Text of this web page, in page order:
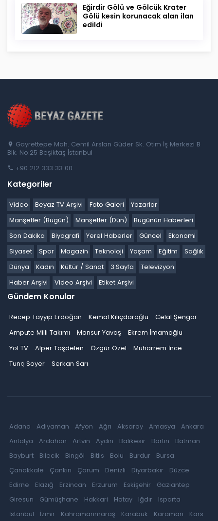
Eğirdir Gölü ve Gölcük Krater
Gölü kesin korunacak alan ilan
edildi
Gayrettepe Mah. Cemil Arslan Güder Sk. Otim İş Merkezi B
Blk. No:25 Beşiktaş İstanbul
+90 212 333 33 00
Kategoriler
Video Beyaz TV Arşivi Foto Galeri
Yazarlar
Manşetler (Bugün)
Manşetler (Dün)
Bugünün Haberleri
Son Dakika
Biyografi Yerel Haberler Güncel
Ekonomi
Siyaset
Spor Magazin Teknoloji Yaşam Eğitim
Sağlık
Dünya
Kadın Kültür / Sanat 3.Sayfa
Televizyon
Haber Arşivi
Video Arşivi Etiket Arşivi
Gündem Konular
Recep Tayyip Erdoğan Kemal Kılıçdaroğlu
Celal Şengör
Ampute Milli Takımı
Mansur Yavaş
Ekrem İmamoğlu
Yol TV
Alper Taşdelen Özgür Özel
Muharrem İnce
Tunç Soyer
Serkan Sarı
Adana Adıyaman Afyon Ağrı Aksaray Amasya
Ankara
Antalya
Ardahan Artvin Aydın Balıkesir Bartın
Batman
Bayburt
Bilecik Bingöl Bitlis Bolu Burdur
Bursa
Çanakkale
Çankırı Çorum Denizli Diyarbakır
Düzce
Edirne
Elazığ Erzincan Erzurum Eskişehir
Gaziantep
Giresun
Gümüşhane Hakkari Hatay Iğdır
Isparta
İstanbul
İzmir Kahramanmaraş Karabük Karaman Kars